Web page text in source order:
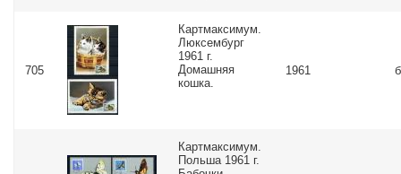
705
Картмаксимум.
Люксембург
1961 г.
Домашняя
кошка.
1961
Картмаксимум.
Польша 1961 г.